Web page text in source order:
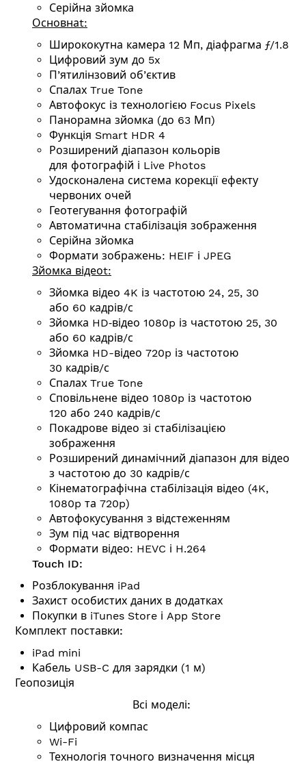
Серійна зйомка
Основнаt:
Ширококутна камера 12 Мп, діафрагма ƒ/1.8
Цифровий зум до 5x
П’ятилінзовий об’єктив
Спалах True Tone
Автофокус із технологією Focus Pixels
Панорамна зйомка (до 63 Мп)
Функція Smart HDR 4
Розширений діапазон кольорів
для фотографій і Live Photos
Удосконалена система корекції ефекту
червоних очей
Геотегування фотографій
Автоматична стабілізація зображення
Серійна зйомка
Формати зображень: HEIF і JPEG
Зйомка відеоt:
Зйомка відео 4K із частотою 24, 25, 30
або 60 кадрів/с
Зйомка HD‑відео 1080p із частотою 25, 30
або 60 кадрів/с
Зйомка HD-відео 720p із частотою
30 кадрів/с
Спалах True Tone
Сповільнене відео 1080p із частотою
120 або 240 кадрів/с
Покадрове відео зі стабілізацією
зображення
Розширений динамічний діапазон для відео
з частотою до 30 кадрів/с
Кінемато­графічна стабілізація відео (4K,
1080p та 720p)
Автофокусування з відстеженням
Зум під час відтворення
Формати відео: HEVC і H.264
Touch ID:
Розблокування iPad
Захист особистих даних в додатках
Покупки в iTunes Store і App Store
Комплект поставки:
iPad mini
Кабель USB-C для зарядки (1 м)
Геопозиція
Всі моделі:
Цифровий компас
Wi-Fi
Технологія точного визначення місця